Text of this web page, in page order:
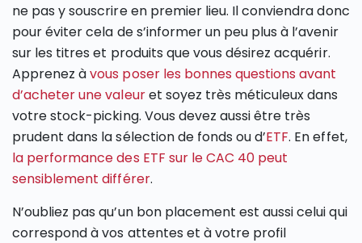
ne pas y souscrire en premier lieu. Il conviendra donc
pour éviter cela de s’informer un peu plus à l’avenir
sur les titres et produits que vous désirez acquérir.
Apprenez àvous poser les bonnes questions avant
d’acheter une valeuret soyez très méticuleux dans
votre stock-picking. Vous devez aussi être très
prudent dans la sélection de fonds ou d’ETF. En effet,
la performance des ETF sur le CAC 40 peut
sensiblement différer.
N’oubliez pas qu’un bon placement est aussi celui qui
correspond à vos attentes et à votre profil